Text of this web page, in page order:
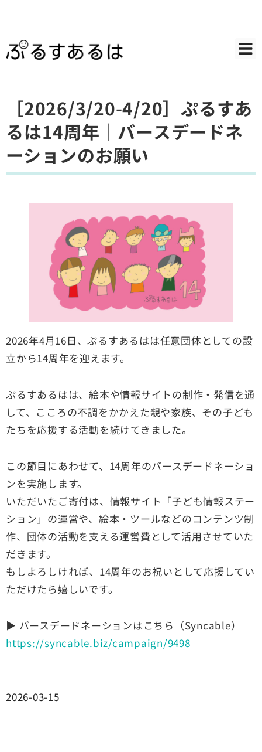
［2026/3/20-4/20］ぷるすあ
るは14周年｜バースデードネ
ーションのお願い
2026年4月16日、ぷるすあるはは任意団体としての設
立から14周年を迎えます。
ぷるすあるはは、絵本や情報サイトの制作・発信を通
して、こころの不調をかかえた親や家族、その子ども
たちを応援する活動を続けてきました。
この節目にあわせて、14周年のバースデードネーショ
ンを実施します。
いただいたご寄付は、情報サイト「子ども情報ステー
ション」の運営や、絵本・ツールなどのコンテンツ制
作、団体の活動を支える運営費として活用させていた
だきます。
もしよろしければ、14周年のお祝いとして応援してい
ただけたら嬉しいです。
▶ バースデードネーションはこちら（Syncable）
https://syncable.biz/campaign/9498
2026-03-15